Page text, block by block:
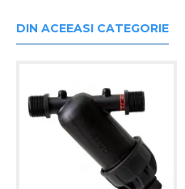
DIN ACEEASI CATEGORIE